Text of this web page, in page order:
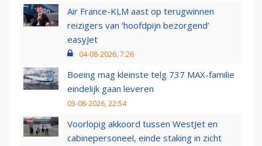
Air France-KLM aast op terugwinnen
reizigers van ‘hoofdpijn bezorgend’
easyJet
04-08-2026, 7:26
Boeing mag kleinste telg 737 MAX-familie
eindelijk gaan leveren
03-08-2026, 22:54
Voorlopig akkoord tussen WestJet en
cabinepersoneel, einde staking in zicht